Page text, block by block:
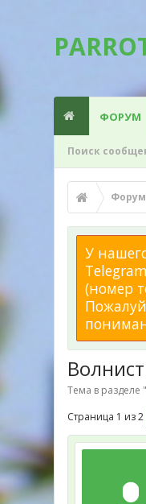
ФОРУМ
Поиск
Форум
У
(номер
Тема в разделе "
Страница 1 из 2